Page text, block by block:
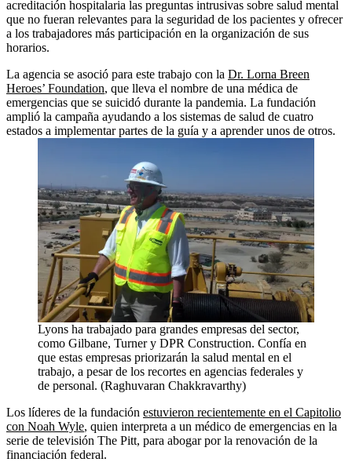
acreditación hospitalaria las preguntas intrusivas sobre salud mental
que no fueran relevantes para la seguridad de los pacientes y ofrecer
a los trabajadores más participación en la organización de sus
horarios.
La agencia se asoció para este trabajo con la Dr. Lorna Breen
Heroes’ Foundation, que lleva el nombre de una médica de
emergencias que se suicidó durante la pandemia. La fundación
amplió la campaña ayudando a los sistemas de salud de cuatro
estados a implementar partes de la guía y a aprender unos de otros.
Lyons ha trabajado para grandes empresas del sector,
como Gilbane, Turner y DPR Construction. Confía en
que estas empresas priorizarán la salud mental en el
trabajo, a pesar de los recortes en agencias federales y
de personal. (Raghuvaran Chakkravarthy)
Los líderes de la fundación estuvieron recientemente en el Capitolio
con Noah Wyle, quien interpreta a un médico de emergencias en la
serie de televisión The Pitt, para abogar por la renovación de la
financiación federal.